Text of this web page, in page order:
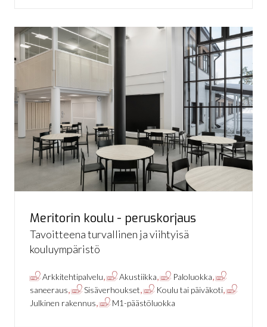
Meritorin koulu - peruskorjaus
Tavoitteena turvallinen ja viihtyisä
kouluympäristö
Arkkitehtipalvelu , Akustiikka , Paloluokka ,
saneeraus , Sisäverhoukset , Koulu tai päiväkoti,
Julkinen rakennus , M1-päästöluokka